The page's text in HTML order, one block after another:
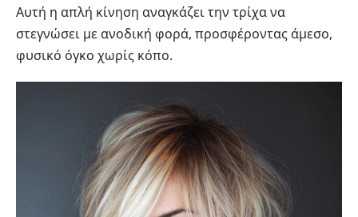
Αυτή η απλή κίνηση αναγκάζει την τρίχα να
στεγνώσει με ανοδική φορά, προσφέροντας άμεσο,
φυσικό όγκο χωρίς κόπο.